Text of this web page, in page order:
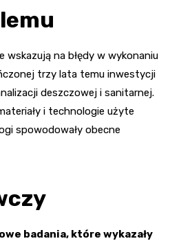
wskazują na błędy w wykonaniu
trzy lata temu inwestycji
deszczowej i sanitarnej.
i technologie użyte
spowodowały obecne
badania, które wykazały